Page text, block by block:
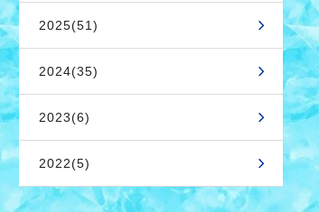
2025(51)
2024(35)
2023(6)
2022(5)